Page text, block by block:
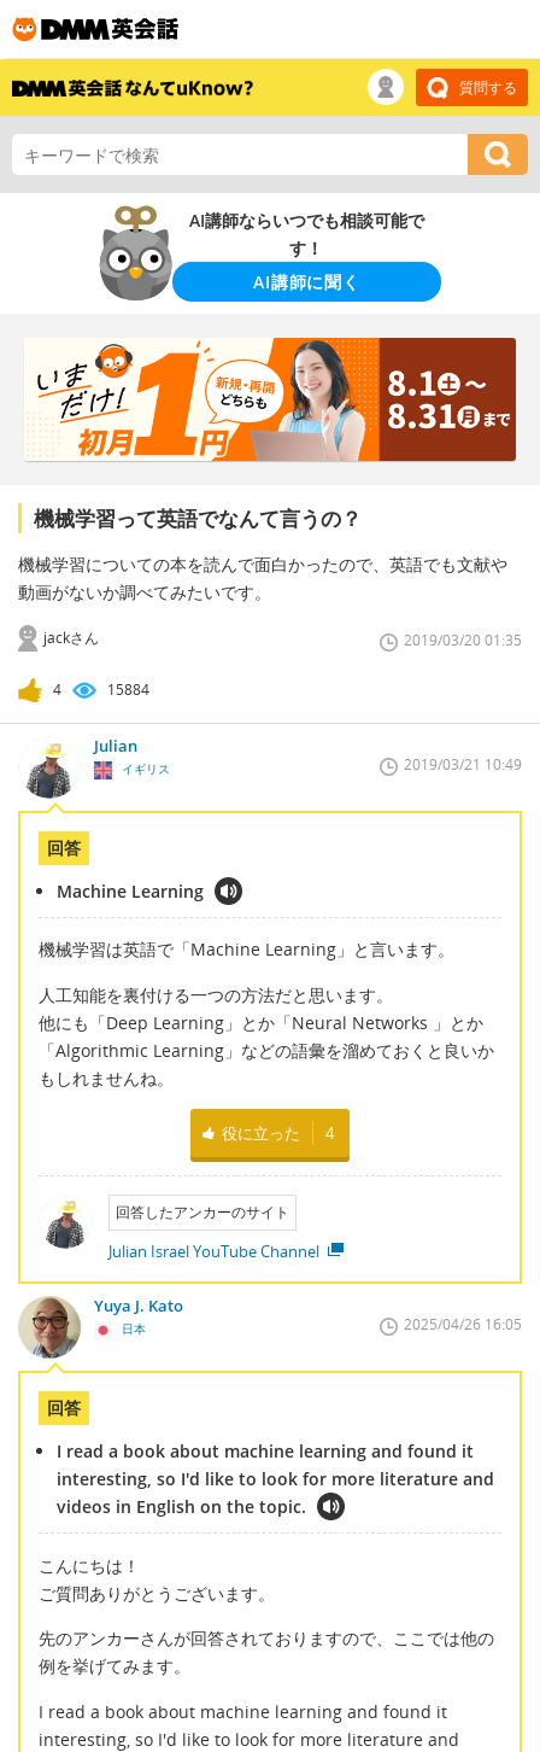
質問する
AI講師ならいつでも相談可能で
す！
AI講師に聞く
機械学習って英語でなんて言うの？
機械学習についての本を読んで面白かったので、英語でも文献や
動画がないか調べてみたいです。
jackさん 2019/03/20 01:35
4 15884
Julian
イギリス 2019/03/21 10:49
回答
Machine Learning
機械学習は英語で「Machine Learning」と言います。
人工知能を裏付ける一つの方法だと思います。
他にも「Deep Learning」とか「Neural Networks 」とか
「Algorithmic Learning」などの語彙を溜めておくと良いか
もしれませんね。
役に立った 4
回答したアンカーのサイト
Julian Israel YouTube Channel
Yuya J. Kato
日本 2025/04/26 16:05
回答
I read a book about machine learning and found it
interesting, so I'd like to look for more literature and
videos in English on the topic.
こんにちは！
ご質問ありがとうございます。
先のアンカーさんが回答されておりますので、ここでは他の
例を挙げてみます。
I read a book about machine learning and found it
interesting, so I'd like to look for more literature and